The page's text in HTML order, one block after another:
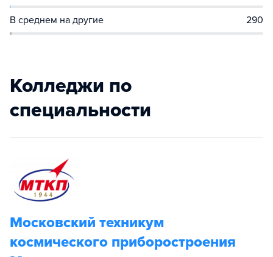
В среднем на другие 290
Колледжи по
специальности
Московский техникум
космического приборостроения